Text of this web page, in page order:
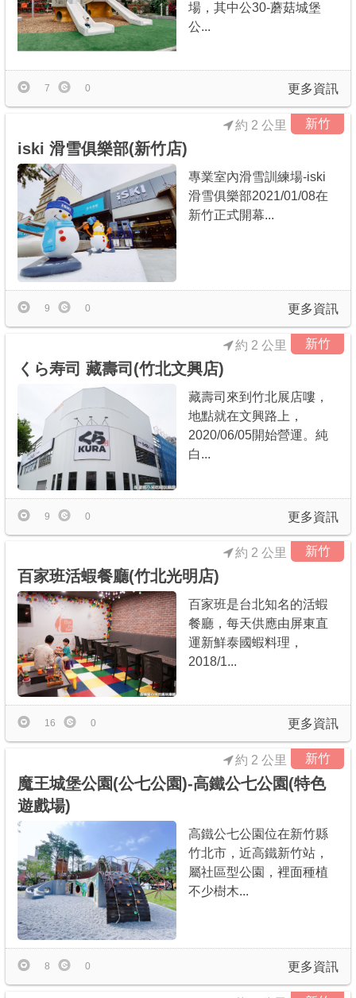
場，其中公30-蘑菇城堡
公...
更多資訊
7 0
新竹
iski 滑雪俱樂部(新竹店)
約 2 公里
專業室內滑雪訓練場-iski
滑雪俱樂部2021/01/08在
新竹正式開幕...
更多資訊
9 0
新竹
くら寿司 藏壽司(竹北文興店)
約 2 公里
藏壽司來到竹北展店嘍，
地點就在文興路上，
2020/06/05開始營運。純
白...
更多資訊
9 0
新竹
百家班活蝦餐廳(竹北光明店)
約 2 公里
百家班是台北知名的活蝦
餐廳，每天供應由屏東直
運新鮮泰國蝦料理，
2018/1...
更多資訊
16 0
新竹
魔王城堡公園(公七公園)-高鐵公七公園(特色
遊戲場)
約 2 公里
高鐵公七公園位在新竹縣
竹北市，近高鐵新竹站，
屬社區型公園，裡面種植
不少樹木...
更多資訊
8 0